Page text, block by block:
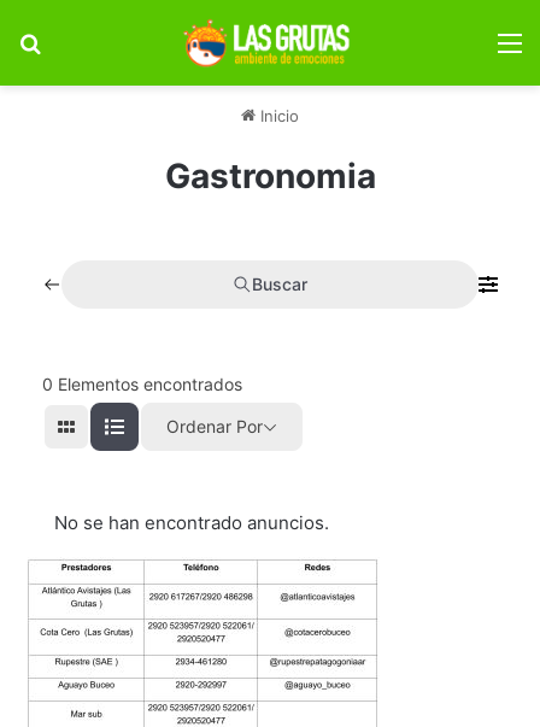
Inicio
Gastronomia
Buscar
0 Elementos encontrados
Ordenar Por
No se han encontrado anuncios.